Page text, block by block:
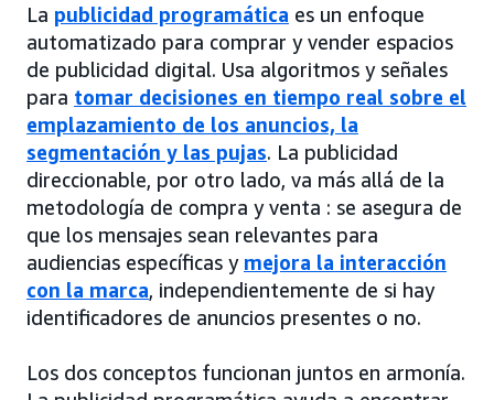
La publicidad programática es un enfoque
automatizado para comprar y vender espacios
de publicidad digital. Usa algoritmos y señales
para tomar decisiones en tiempo real sobre el
emplazamiento de los anuncios, la
segmentación y las pujas. La publicidad
direccionable, por otro lado, va más allá de la
metodología de compra y venta : se asegura de
que los mensajes sean relevantes para
audiencias específicas y mejora la interacción
con la marca, independientemente de si hay
identificadores de anuncios presentes o no.
Los dos conceptos funcionan juntos en armonía.